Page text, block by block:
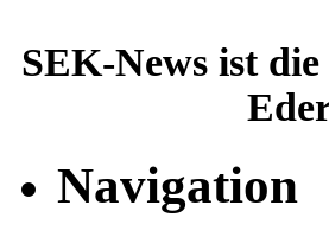
SEK-News ist
Navigation